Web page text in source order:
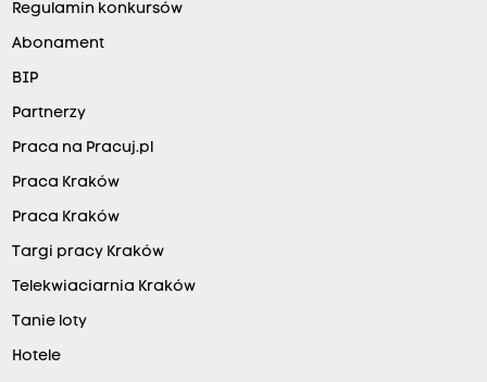
Regulamin konkursów
Abonament
BIP
Partnerzy
Praca na Pracuj.pl
Praca Kraków
Praca Kraków
Targi pracy Kraków
Telekwiaciarnia Kraków
Tanie loty
Hotele